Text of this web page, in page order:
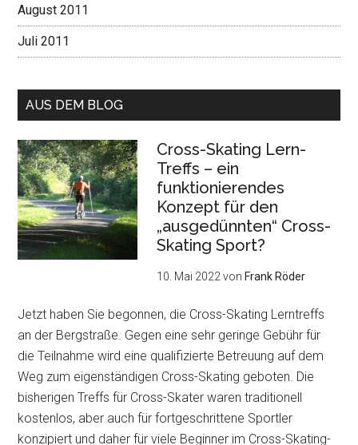
August 2011
Juli 2011
AUS DEM BLOG
Cross-Skating Lern-
Treffs – ein
funktionierendes
Konzept für den
„ausgedünnten“ Cross-
Skating Sport?
10. Mai 2022von Frank Röder
Jetzt haben Sie begonnen, die Cross-Skating Lerntreffs
an der Bergstraße. Gegen eine sehr geringe Gebühr für
die Teilnahme wird eine qualifizierte Betreuung auf dem
Weg zum eigenständigen Cross-Skating geboten. Die
bisherigen Treffs für Cross-Skater waren traditionell
kostenlos, aber auch für fortgeschrittene Sportler
konzipiert und daher für viele Beginner im Cross-Skating-